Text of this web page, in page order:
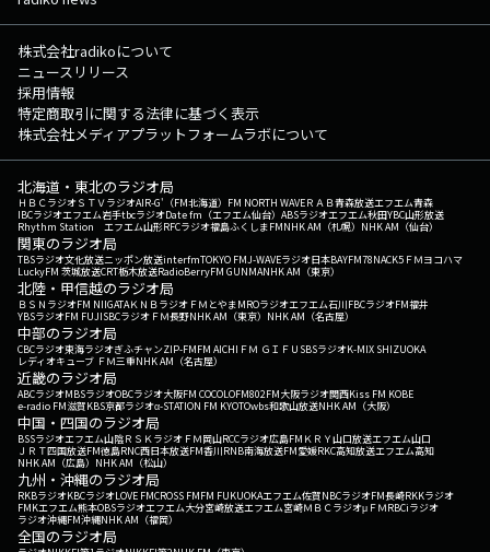
株式会社radikoについて
ニュースリリース
採用情報
特定商取引に関する法律に基づく表示
株式会社メディアプラットフォームラボについて
北海道・東北のラジオ局
ＨＢＣラジオＳＴＶラジオAIR-G'（FM北海道） FM NORTH WAVEＲＡＢ青森放送エフエム青森
IBCラジオエフエム岩手tbcラジオDate fm（エフエム仙台） ABSラジオエフエム秋田YBC山形放送
Rhythm Station エフエム山形RFCラジオ福島ふくしまFMNHK AM（札幌） NHK AM（仙台）
関東のラジオ局
TBSラジオ文化放送ニッポン放送interfmTOKYO FMJ-WAVEラジオ日本BAYFM78NACK5 ＦＭヨコハマ
LuckyFM 茨城放送CRT栃木放送RadioBerryFM GUNMANHK AM（東京）
北陸・甲信越のラジオ局
ＢＳＮラジオFM NIIGATAＫＮＢラジオ ＦＭとやまMROラジオエフエム石川FBCラジオFM福井
YBSラジオFM FUJISBCラジオ ＦＭ長野NHK AM（東京） NHK AM（名古屋）
中部のラジオ局
CBCラジオ東海ラジオぎふチャンZIP-FMFM AICHI ＦＭ ＧＩＦＵ SBSラジオK-MIX SHIZUOKA
レディオキューブ ＦＭ三重NHK AM（名古屋）
近畿のラジオ局
ABCラジオMBSラジオOBCラジオ大阪FM COCOLOFM802FM大阪ラジオ関西Kiss FM KOBE
e-radio FM滋賀KBS京都ラジオα-STATION FM KYOTOwbs和歌山放送NHK AM（大阪）
中国・四国のラジオ局
BSSラジオエフエム山陰ＲＳＫラジオ ＦＭ岡山RCCラジオ広島FM ＫＲＹ山口放送エフエム山口
ＪＲＴ四国放送FM徳島RNC西日本放送FM香川RNB南海放送FM愛媛RKC高知放送エフエム高知
NHK AM（広島） NHK AM（松山）
九州・沖縄のラジオ局
RKBラジオKBCラジオLOVE FMCROSS FMFM FUKUOKAエフエム佐賀NBCラジオFM長崎RKKラジオ
FMKエフエム熊本OBSラジオエフエム大分宮崎放送エフエム宮崎ＭＢＣラジオμＦＭRBCiラジオ
ラジオ沖縄FM沖縄NHK AM（福岡）
全国のラジオ局